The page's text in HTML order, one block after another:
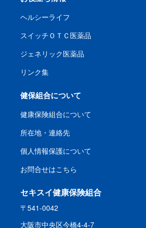
ヘルシーライフ
スイッチＯＴＣ医薬品
ジェネリック医薬品
リンク集
健保組合について
健康保険組合について
所在地・連絡先
個人情報保護について
お問合せはこちら
セキスイ健康保険組合
〒541-0042
大阪市中央区今橋4-4-7